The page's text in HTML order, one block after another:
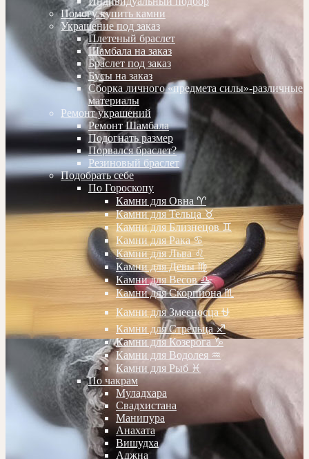
Помогу купить камни
Украшение под заказ
Плетеный браслет
Шамбала на заказ
Браслет под заказ
Бусы на заказ
Сборка личного «предмета силы»-различные
материалы
Ремонт украшений
Ремонт Шамбала
Подогнать размер
Порвался браслет?
Резиновый браслет
Подобрать себе
По Гороскопу
Камни для Овна ♈️
Камни для Тельца ♉️
Камни для Близнецов ♊️
Камни для Рака ♋️
Камни для Льва ♌️
Камни для Девы ♍️
Камни для Весов ♎️
Камни для Скорпиона ♏️
Камни для Змееносца ⛎
Камни для Стрельца ♐️
Камни для Козерога ♑️
Камни для Водолея ♒️
Камни для Рыб ♓️
По чакрам
Муладхара
Свадхистана
Манипура
Анахата
Вишудха
Аджна